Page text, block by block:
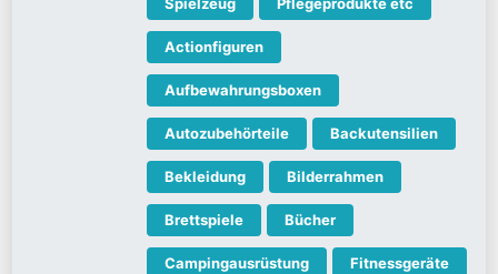
Actionfiguren
Aufbewahrungsboxen
Autozubehörteile Backutensilien
Bekleidung Bilderrahmen
Brettspiele Bücher
Campingausrüstung Fitnessgeräte